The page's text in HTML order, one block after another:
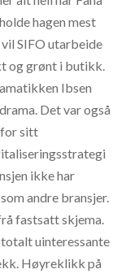
hagen mest
SIFO utarbeide
og grønt i butikk.
Ibsen
Det var også
for sitt
ikke har
andre bransjer.
fastsatt skjema.
uinteressante
Høyreklikk på